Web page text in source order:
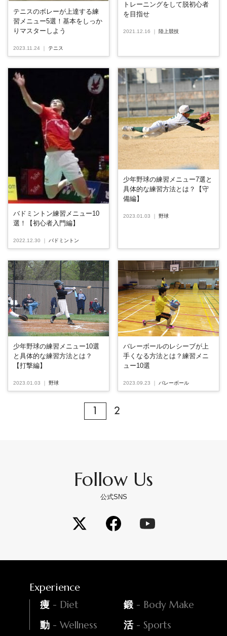
テニスのボレーが上達する練
習メニュー5選！基本をしっか
りマスターしよう
2023.11.24 テニス
トレーニングをして脱初心者
を目指せ
2021.12.16 陸上競技
バドミントン練習メニュー10
選！【初心者入門編】
2022.12.30 バドミントン
少年野球の練習メニュー7選と
具体的な練習方法とは？【守
備編】
2023.01.03 野球
少年野球の練習メニュー10選
と具体的な練習方法とは？
【打撃編】
2023.01.03 野球
バレーボールのレシーブが上
手くなる方法とは？練習メニ
ュー10選
2023.09.23 バレーボール
1 2
Follow Us
公式SNS
Experience
痩 - Diet 鍛 - Body Make
動 - Wellness 活- Sports